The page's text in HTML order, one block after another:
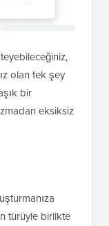
olan tek şey
bir
eksiksiz
türüyle birlikte